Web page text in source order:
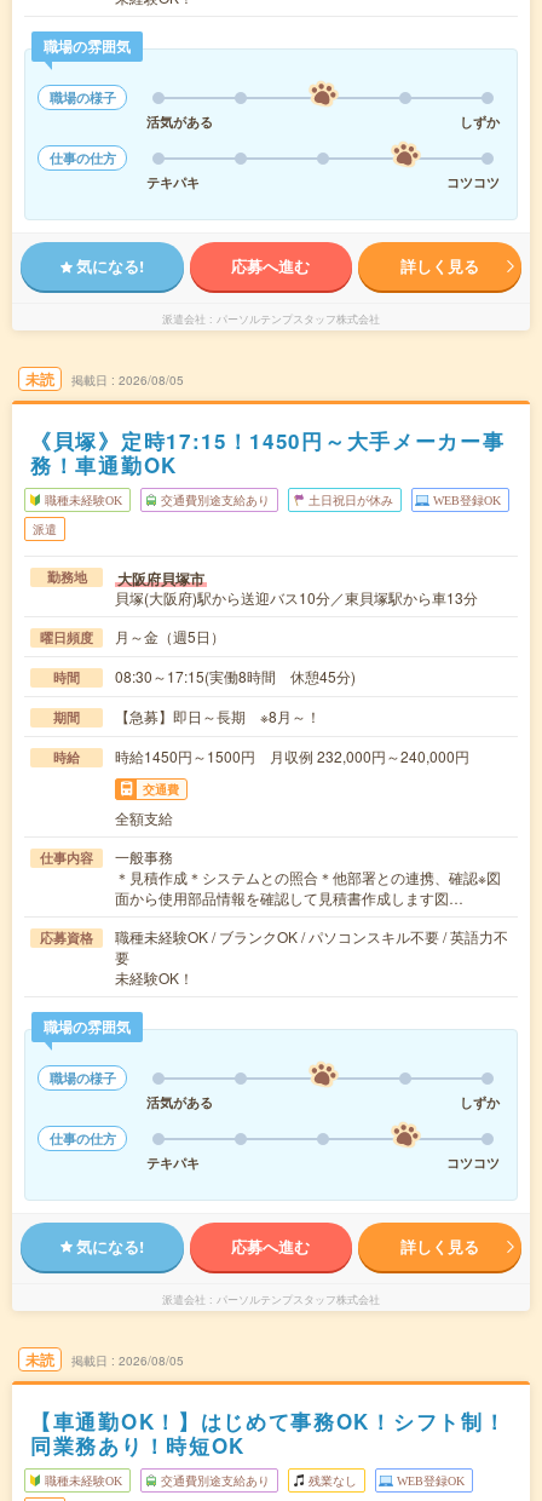
職場の雰囲気
職場の様子
活気がある
しずか
仕事の仕方
テキパキ
コツコツ
気になる! 応募へ進む 詳しく見る
派遣会社 パーソルテンプスタッフ株式会社
未読 掲載日 2026/08/05
《貝塚》定時17:15！1450円～大手メーカー事
務！車通勤OK
職種未経験OK 交通費別途支給あり 土日祝日が休み WEB登録OK
派遣
勤務地 大阪府貝塚市
貝塚(大阪府)駅から送迎バス10分／東貝塚駅から車13分
曜日頻度 月～金（週5日）
時間 08:30～17:15(実働8時間 休憩45分)
期間 【急募】即日～長期 ※8月～！
時給 時給1450円～1500円 月収例 232,000円～240,000円
交通費
全額支給
仕事内容
一般事務
＊見積作成＊システムとの照合＊他部署との連携、確認※図
面から使用部品情報を確認して見積書作成します図…
応募資格
職種未経験OK / ブランクOK / パソコンスキル不要 / 英語力不
要
未経験OK！
職場の雰囲気
職場の様子
活気がある
しずか
仕事の仕方
テキパキ
コツコツ
気になる! 応募へ進む 詳しく見る
派遣会社 パーソルテンプスタッフ株式会社
未読 掲載日 2026/08/05
【車通勤OK！】はじめて事務OK！シフト制！
同業務あり！時短OK
職種未経験OK 交通費別途支給あり 残業なし WEB登録OK